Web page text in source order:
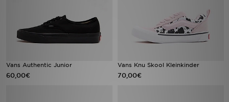
Vans Authentic Junior
60,00€
Vans Knu Skool Kleinkinder
70,00€